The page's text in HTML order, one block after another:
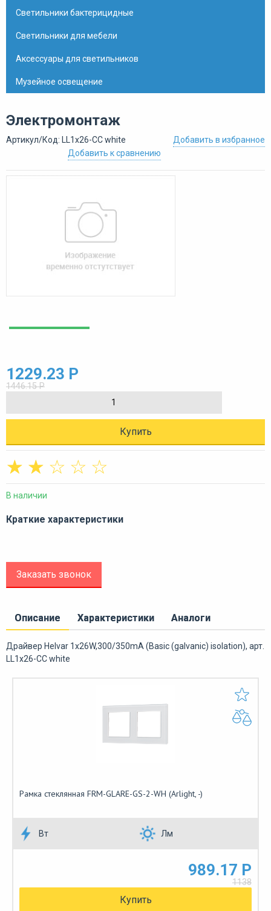
Светильники бактерицидные
Светильники для мебели
Аксессуары для светильников
Музейное освещение
Электромонтаж
Артикул/Код: LL1x26-CC white
Добавить в избранное
Добавить к сравнению
1229.23 Р
1446.15 Р
Купить
☆
☆
☆
☆
☆
В наличии
Краткие характеристики
Заказать звонок
Описание Характеристики Аналоги
Драйвер Helvar 1x26W,300/350mA (Basic (galvanic) isolation), арт.
LL1x26-CC white
Рамка стеклянная FRM-GLARE-GS-2-WH (Arlight, -)
Вт Лм
989.17 Р
1138
Купить